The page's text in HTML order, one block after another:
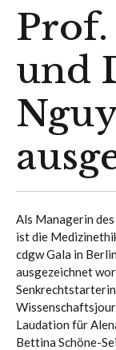
und
Als Managerin
ist die
cdgw Gala in
ausgezeichnet
Laudation für
Bettina Schöne-